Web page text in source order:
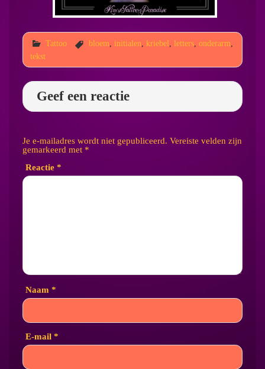
Tattoo bloem initialen kriebel letters, onderarm
tekst
Geef een reactie
Je e-mailadres wordt niet gepubliceerd. Vereiste velden zijn
gemarkeerd met *
Reactie *
Naam *
E-mail *